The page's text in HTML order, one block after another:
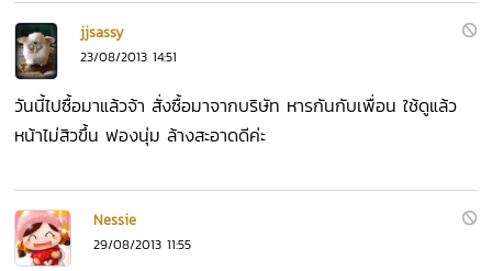
jjsassy
23/08/2013 14:51
วันนี้ไปซื้อมาแล้วจ้า สั่งซื้อมาจากบริษัท หารกันกับเพื่อน ใช้ดูแล้ว
หน้าไม่สิวขึ้น ฟองนุ่ม ล้างสะอาดดีค่ะ
Nessie
29/08/2013 11:55